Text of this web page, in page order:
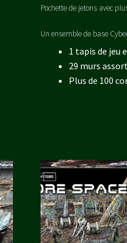
Pochette de jetons avec
Un ensemble de base
1 tapis de jeu
29 murs
Plus de 100